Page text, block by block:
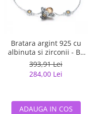
Bratara argint 925 cu
albinuta si zirconii - Be
Nature BST0027
393,91 Lei
284,00 Lei
ADAUGA IN COS